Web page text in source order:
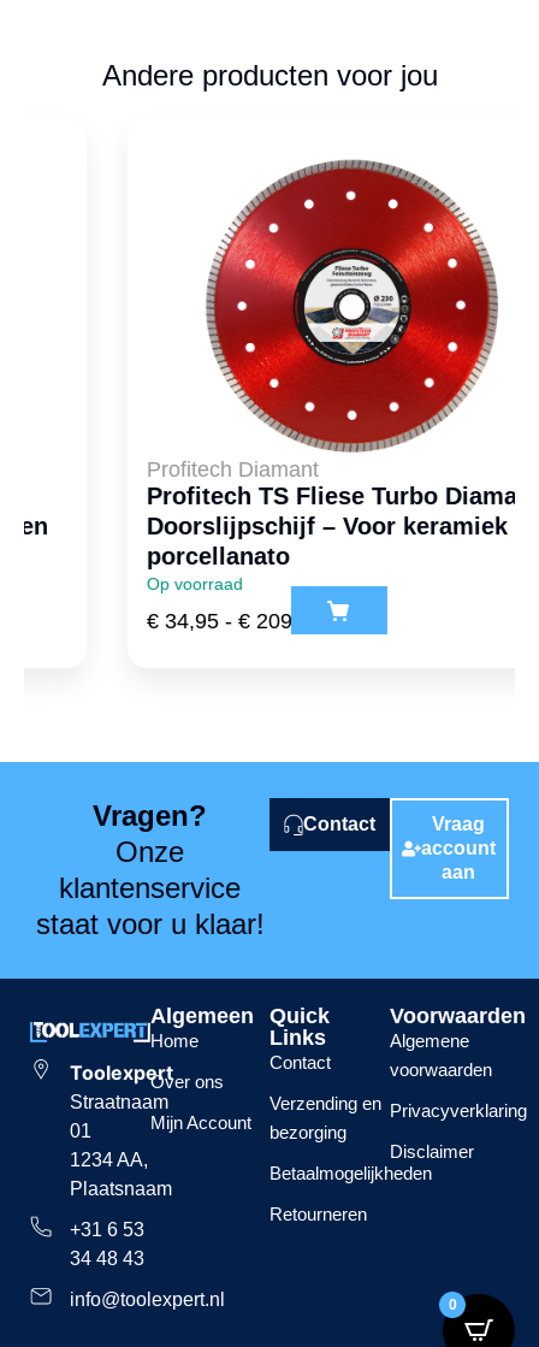
Andere producten voor jou
Profitech Diamant
Profitech TS Fliese Turbo Diamant
Doorslijpschijf – Voor keramiek &
porcellanato
Op voorraad
- €209,95ex. btw
Vragen?
Onze
klantenservice
staat voor u klaar!
Contact
Vraag
account
aan
Toolexpert
Straatnaam
01
1234 AA,
Plaatsnaam
+31 6 53
34 48 43
info@toolexpert.nl
Algemeen
Home
Over ons
Mijn Account
Quick
Links
Contact
Verzending en
bezorging
Betaalmogelijkheden
Retourneren
Voorwaarden
Algemene
voorwaarden
Privacyverklaring
Disclaimer
0